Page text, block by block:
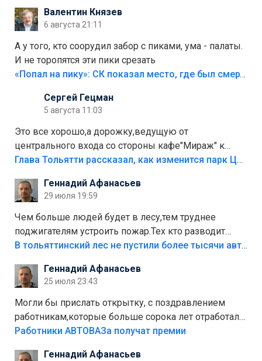
Валентин Князев
6 августа 21:11
А у того, кто соорудил забор с пиками, ума - палаты.
И не торопятся эти пики срезать
«Попал на пику»: СК показал место, где был смертельно травмирован ребенок в Тольятти
Сергей Гецман
5 августа 11:03
Это все хорошо,а дорожку,ведущую от
центрального входа со стороны кафе"Мираж" к
аттракционам слабо доделать?А то бордюры
лежала в парке и испортилась.Да еще,видимо,часть
украли.
Глава Тольятти рассказал, как изменится парк Центрального района
Геннадий Афанасьев
29 июля 19:59
Чем больше людей будет в лесу,тем труднее
поджигателям устроить пожар.Тех кто разводит
костры,тех надо безбожно штрафовать.Камер полно
Штрафы мизерные.
В тольяттинский лес не пустили более тысячи автомобилей
Геннадий Афанасьев
25 июля 23:43
Могли бы прислать открытку, с поздравлением
работникам,которые больше сорока лет отработали
на предприятии.
Работники АВТОВАЗа получат премии
Геннадий Афанасьев